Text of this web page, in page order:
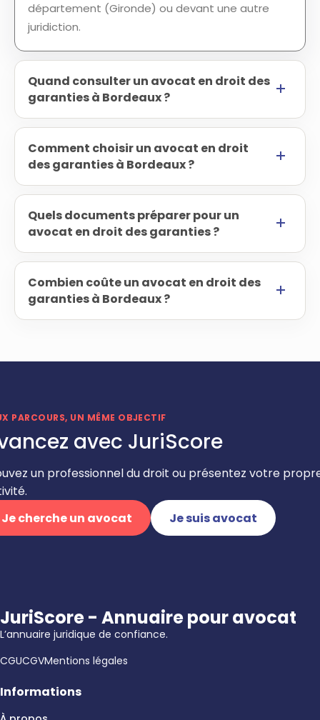
département (Gironde) ou devant une autre
juridiction.
Quand consulter un avocat en droit des
garanties à Bordeaux ?
Comment choisir un avocat en droit
des garanties à Bordeaux ?
Quels documents préparer pour un
avocat en droit des garanties ?
Combien coûte un avocat en droit des
garanties à Bordeaux ?
PARCOURS, UN MÊME OBJECTIF
avec JuriScore
un professionnel du droit ou présentez votre
Je cherche un avocat
Je suis avocat
JuriScore - Annuaire pour avocat
L’annuaire juridique de confiance.
CGUCGVMentions légales
Informations